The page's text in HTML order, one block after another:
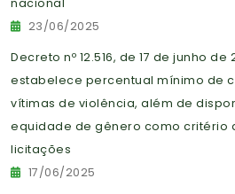
23/06/2025
Decreto nº 12.516, de 17 de junho
estabelece percentual mínimo de
vítimas de violência, além de
equidade de gênero como critério
licitações
17/06/2025